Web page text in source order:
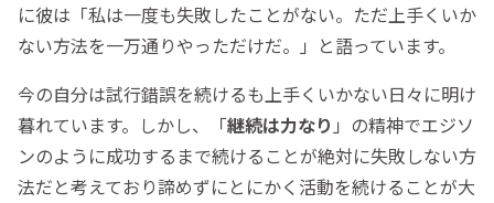
に彼は「私は一度も失敗したことがない。ただ上手くいか
ない方法を一万通りやっただけだ。」と語っています。
今の自分は試行錯誤を続けるも上手くいかない日々に明け
暮れています。しかし、「継続は力なり 」の精神でエジソ
ンのように成功するまで続けることが絶対に失敗しない方
法だと考えており諦めずにとにかく活動を続けることが大